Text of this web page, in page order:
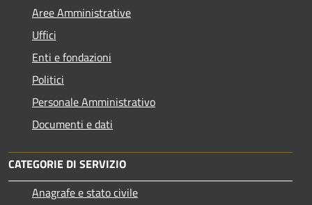
Aree Amministrative
Uffici
Enti e fondazioni
Politici
Personale Amministrativo
Documenti e dati
CATEGORIE DI SERVIZIO
Anagrafe e stato civile